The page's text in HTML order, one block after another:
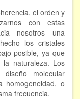
el orden y
con estas
nosotros una
los cristales
posible, ya que
naturaleza. Los
molecular
homogeneidad, o
frecuencia.